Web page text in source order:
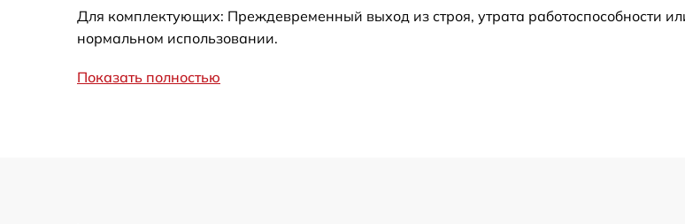
Замена CORE
Для комплектующих: Преждевременный выход из строя, утрата работоспособности
нормальном использовании.
Показать полностью